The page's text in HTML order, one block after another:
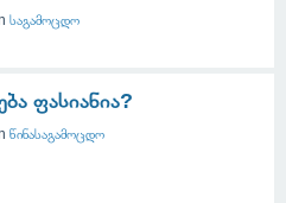
საგამოცდო
ფასიანია?
წინასაგამოცდო